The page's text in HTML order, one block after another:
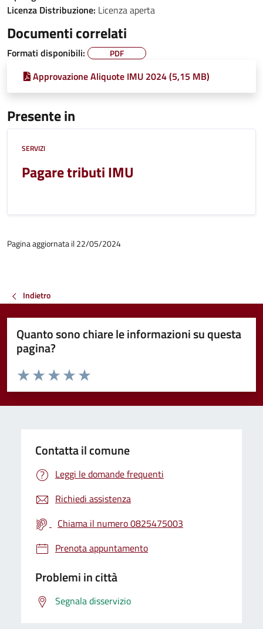
Licenza Distribuzione: Licenza aperta
Documenti correlati
Formati disponibili: PDF
Approvazione Aliquote IMU 2024 (5,15 MB)
Presente in
SERVIZI
Pagare tributi IMU
Pagina aggiornata il 22/05/2024
Indietro
Quanto sono chiare le informazioni su questa
pagina?
Valuta da 1 a 5 stelle la pagina
Valuta 5 stelle su 5
Valuta 4 stelle su 5
Valuta 3 stelle su 5
Valuta 2 stelle su 5
Valuta 1 stelle su 5
Contatta il comune
Leggi le domande frequenti
Richiedi assistenza
Chiama il numero 0825475003
Prenota appuntamento
Problemi in città
Segnala disservizio